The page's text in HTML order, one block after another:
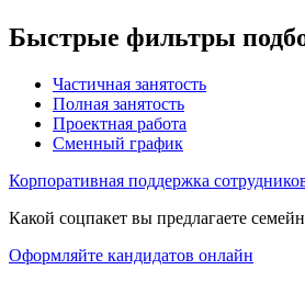
Быстрые фильтры
Частичная занятость
Полная занятость
Проектная работа
Сменный график
Корпоративная поддержка
Какой соцпакет вы предлагаете
Оформляйте кандидатов онлайн